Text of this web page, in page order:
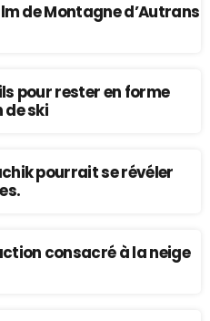
de Montagne d’Autrans
pour rester en forme
ski
pourrait se révéler
consacré à la neige